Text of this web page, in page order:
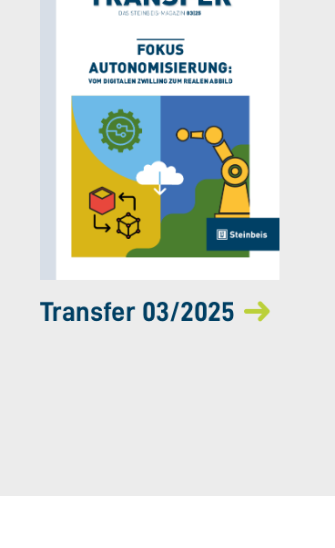
Transfer 03/2025